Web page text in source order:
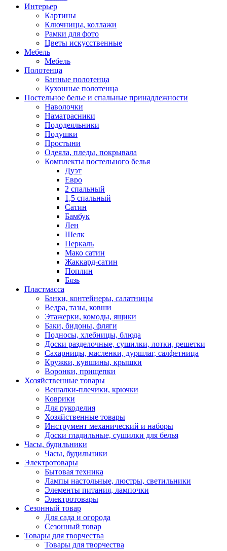
Интерьер
Картины
Ключницы, коллажи
Рамки для фото
Цветы искусственные
Мебель
Мебель
Полотенца
Банные полотенца
Кухонные полотенца
Постельное белье и спальные принадлежности
Наволочки
Наматрасники
Пододеяльники
Подушки
Простыни
Одеяла, пледы, покрывала
Комплекты постельного белья
Дуэт
Евро
2 спальный
1,5 спальный
Сатин
Бамбук
Лен
Шелк
Перкаль
Мако сатин
Жаккард-сатин
Поплин
Бязь
Пластмасса
Банки, контейнеры, салатницы
Ведра, тазы, ковши
Этажерки, комоды, ящики
Баки, бидоны, фляги
Подносы, хлебницы, блюда
Доски разделочные, сушилки, лотки, решетки
Сахарницы, масленки, дуршлаг, салфетница
Кружки, кувшины, крышки
Воронки, прищепки
Хозяйственные товары
Вешалки-плечики, крючки
Коврики
Для рукоделия
Хозяйственные товары
Инструмент механический и наборы
Доски гладильные, сушилки для белья
Часы, будильники
Часы, будильники
Электротовары
Бытовая техника
Лампы настольные, люстры, светильники
Элементы питания, лампочки
Электротовары
Сезонный товар
Для сада и огорода
Сезонный товар
Товары для творчества
Товары для творчества